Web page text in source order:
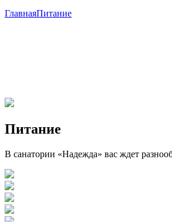
ГлавнаяПитание
Питание
В санатории «Надежда» вас ждет